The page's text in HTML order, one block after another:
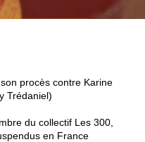
procès contre Karine
Trédaniel)
du collectif Les 300,
en France